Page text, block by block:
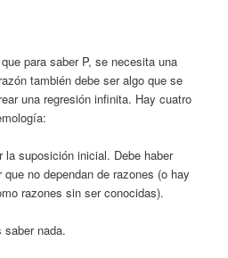
para saber P, se necesita una
también debe ser algo que se
una regresión infinita. Hay cuatro
la suposición inicial. Debe haber
no dependan de razones (o hay
razones sin ser conocidas).
nada.